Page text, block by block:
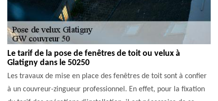
Le tarif de la pose de fenêtres de toit ou velux à
Glatigny dans le 50250
Les travaux de mise en place des fenêtres de toit sont à confier
à un couvreur-zingueur professionnel. En effet, pour la fixation